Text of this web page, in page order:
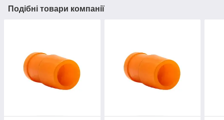
Подібні товари компанії